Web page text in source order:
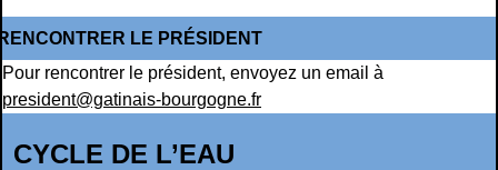
LE PRÉSIDENT
Pour rencontrer le président, envoyez un email à
president@gatinais-bourgogne.fr
CYCLE DE L’EAU